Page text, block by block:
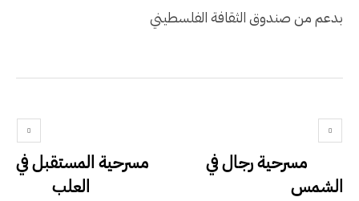
بدعم من صندوق الثقافة الفلسطيني
مسرحية رجال في
الشمس
مسرحية المستقبل في
العلب